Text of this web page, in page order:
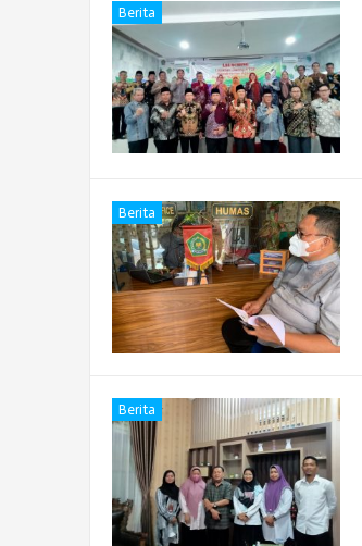
Berita
Berita
Berita